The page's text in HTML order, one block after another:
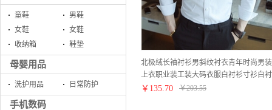
童鞋
男鞋
女鞋
女鞋
收纳箱
鞋垫
母婴用品
洗护用品 日常防护
手机数码
北极绒长袖衬衫男斜纹衬衣青年时尚男装
上衣职业装工装大码衣服白衬衫寸衫白衬
衣正装 K08-9白色 40
￥ 135.70 ￥203.55